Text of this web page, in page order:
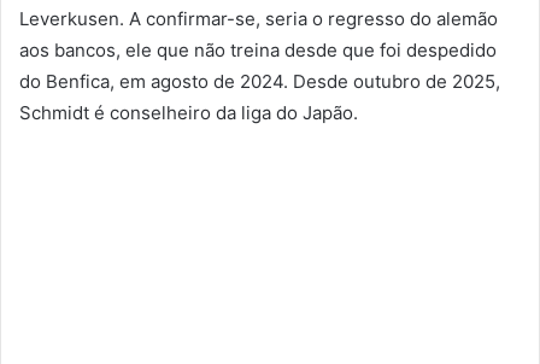
Leverkusen. A confirmar-se, seria o regresso do alemão
aos bancos, ele que não treina desde que foi despedido
do Benfica, em agosto de 2024. Desde outubro de 2025,
Schmidt é conselheiro da liga do Japão.